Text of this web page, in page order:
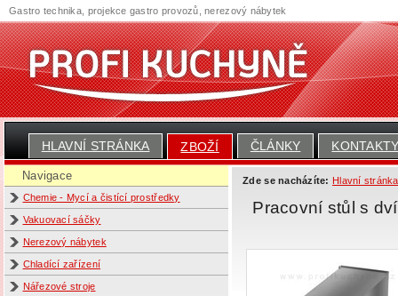
HLAVNÍ STRÁNKA ZBOŽÍ ČLÁNKY
Navigace
Chemie - Mycí a čistící prostředky
Vakuovací sáčky
Nerezový nábytek
Chladící zařízení
Nářezové stroje
Zde se nacházíte: Hlavní stránka
Pracovní stůl s
Gastro technika, projekce gastro provozů, nerezový nábytek